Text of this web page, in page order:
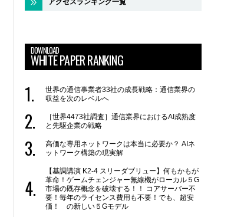
アクセスランキング一覧
DOWNLOAD
WHITE PAPER RANKING
世界の通信事業者33社の成長戦略：通信業界の
収益を次のレベルへ
［世界4473社調査］通信業界におけるAI成熟度
と先駆企業の戦略
高価な専用ネットワークは本当に必要か？ AIネ
ットワーク構築の現実解
【基調講演 K2-4 スリーダブリュー】何もかもが
革命！ゲームチェンジャー無線機がローカル５G
市場の既存概念を破壊する！！ コアサーバー不
要！毎年のライセンス費用も不要！でも、超安
価！ の新しい５Gモデル